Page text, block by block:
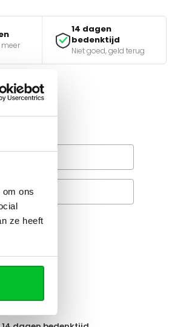
ons
ze heeft
meer
14 dagen
bedenktijd
Niet goed, geld terug
de